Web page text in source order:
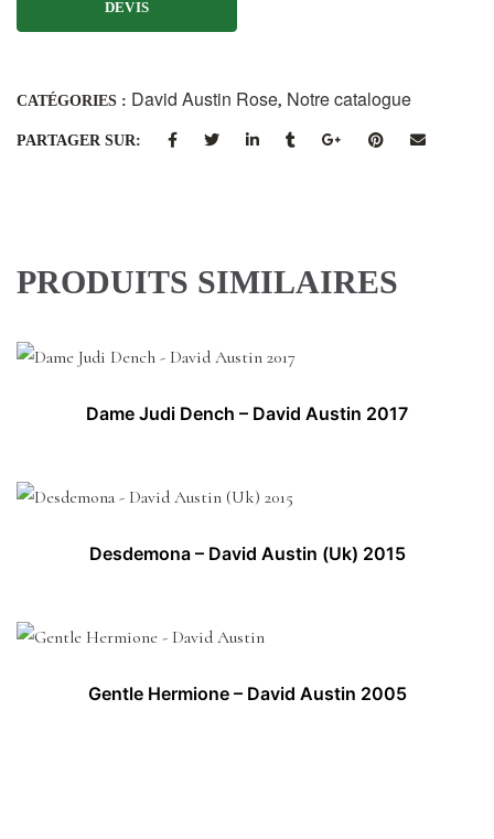
CATÉGORIES : David Austin Rose, Notre catalogue
PARTAGER SUR:
PRODUITS SIMILAIRES
Dame Judi Dench – David Austin 2017
Desdemona – David Austin (Uk) 2015
Gentle Hermione – David Austin 2005